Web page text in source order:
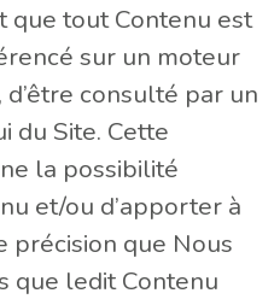
que tout Contenu est
sur un moteur
consulté par un
du Site. Cette
la possibilité
et/ou d’apporter à
précision que Nous
que ledit Contenu